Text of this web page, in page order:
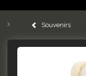
Souvenirs